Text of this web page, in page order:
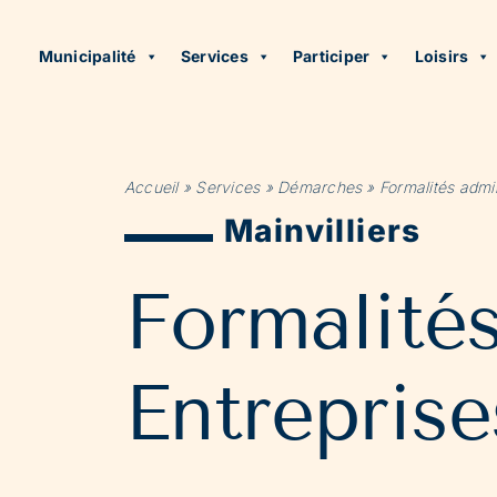
Municipalité Services Participer Loisirs
Accueil» Services» Démarches» Formalités
Mainvilliers